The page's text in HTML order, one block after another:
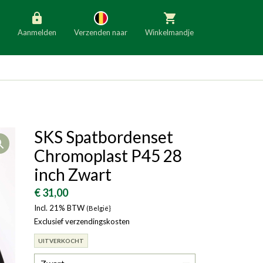
Aanmelden Verzenden naar
Slovenië Italië
Denemarken
Bulgarije
Winkelmandje
Open
SKS Spatbordenset
Chromoplast P45 28
inch Zwart
€ 31,00
Incl. 21% BTW (België}
Exclusief verzendingskosten
UITVERKOCHT